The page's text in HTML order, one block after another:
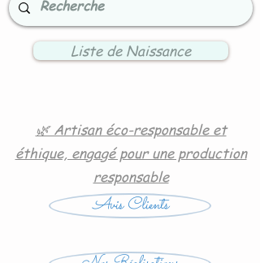
Liste de Naissance
🌿 Artisan éco-responsable et
éthique, engagé pour une production
responsable
Avis Clients